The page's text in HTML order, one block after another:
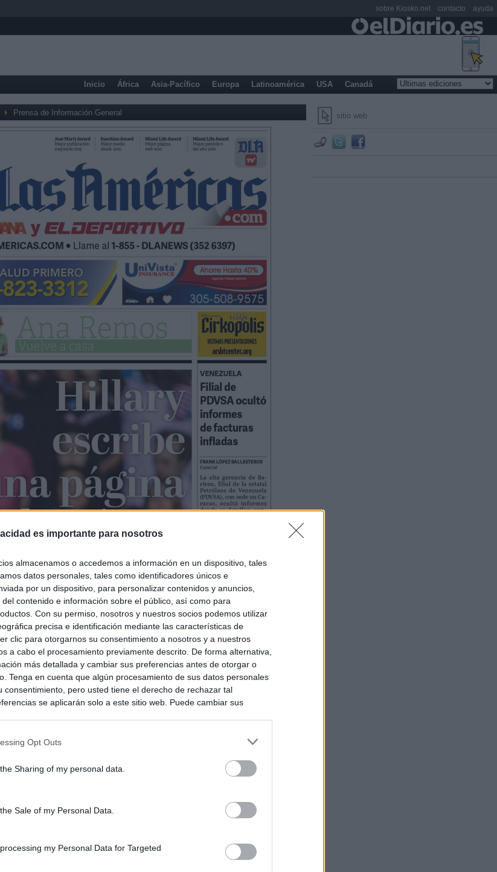
es importante para nosotros
almacenamos o accedemos a información en un dispositivo, tales
datos personales, tales como identificadores únicos e
por un dispositivo, para personalizar contenidos y anuncios,
contenido e información sobre el público, así como para
Con su permiso, nosotros y nuestros socios podemos utilizar
precisa e identificación mediante las características de
clic para otorgarnos su consentimiento a nosotros y a nuestros
a cabo el procesamiento previamente descrito. De forma alternativa,
más detallada y cambiar sus preferencias antes de otorgar o
Tenga en cuenta que algún procesamiento de sus datos personales
consentimiento, pero usted tiene el derecho de rechazar tal
se aplicarán solo a este sitio web. Puede cambiar sus
Opt Outs
Sharing of my personal data.
Sale of my Personal Data.
my Personal Data for Targeted
Inicio África Asia-Pacífico Europa Latinoamérica USA Canadá
sitio web
Prensa de Información General
sobre Kiosko.net contacto ayuda